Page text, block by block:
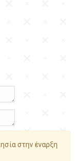
στην έναρξη